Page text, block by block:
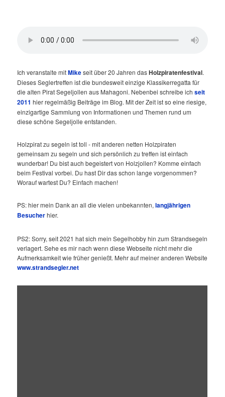
Ich veranstalte mitMikeseit über 20 Jahren dasHolzpiratenfestival.
Dieses Seglertreffen ist die bundesweit einzige Klassikerregatta für
die alten Pirat Segeljollen aus Mahagoni. Nebenbei schreibe ichseit
2011 hier regelmäßig Beiträge im Blog. Mit der Zeit ist so eine riesige,
einzigartige Sammlung von Informationen und Themen rund um
diese schöne Segeljolle entstanden.
Holzpirat zu segeln ist toll - mit anderen netten Holzpiraten
gemeinsam zu segeln und sich persönlich zu treffen ist einfach
wunderbar! Du bist auch begeistert von Holzjollen? Komme einfach
beim Festival vorbei. Du hast Dir das schon lange vorgenommen?
Worauf wartest Du? Einfach machen!
PS: hier mein Dank an all die vielen unbekannten,langjährigen
Besucherhier.
PS2: Sorry, seit 2021 hat sich mein Segelhobby hin zum Strandsegeln
verlagert. Sehe es mir nach wenn diese Webseite nicht mehr die
Aufmerksamkeit wie früher genießt. Mehr auf meiner anderen Website
www.strandsegler.net